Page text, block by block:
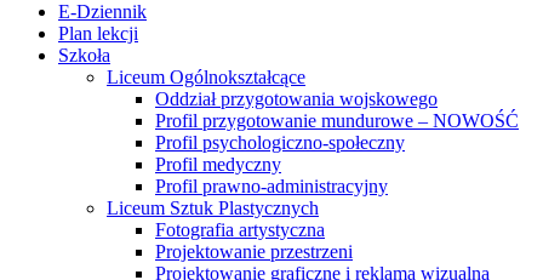
E-Dziennik
Plan lekcji
Szkoła
Liceum Ogólnokształcące
Oddział przygotowania wojskowego
Profil przygotowanie mundurowe – NOWOŚĆ
Profil psychologiczno-społeczny
Profil medyczny
Profil prawno-administracyjny
Liceum Sztuk Plastycznych
Fotografia artystyczna
Projektowanie przestrzeni
Projektowanie graficzne i reklama wizualna